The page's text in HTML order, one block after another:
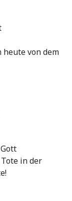
heute von dem
in der